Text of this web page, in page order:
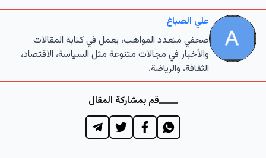
علي الصباغ
صحفي متعدد المواهب، يعمل في كتابة المقالات
والأخبار في مجالات متنوعة مثل السياسة، الاقتصاد،
الثقافة، والرياضة.
قم بمشاركة المقال